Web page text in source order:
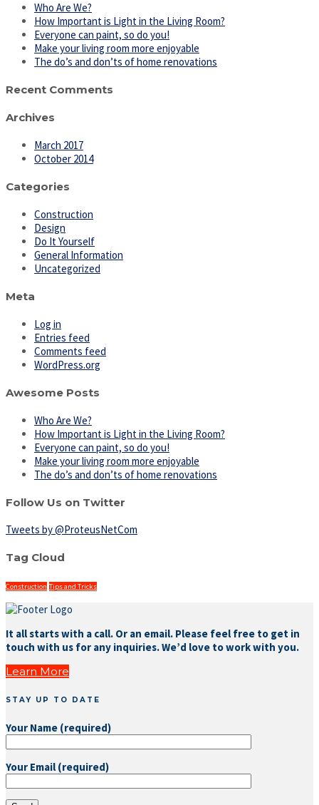
Who Are We?
How Important is Light in the Living Room?
Everyone can paint, so do you!
Make your living room more enjoyable
The do’s and don’ts of home renovations
Recent Comments
Archives
March 2017
October 2014
Categories
Construction
Design
Do It Yourself
General Information
Uncategorized
Meta
Log in
Entries feed
Comments feed
WordPress.org
Awesome Posts
Who Are We?
How Important is Light in the Living Room?
Everyone can paint, so do you!
Make your living room more enjoyable
The do’s and don’ts of home renovations
Follow Us on Twitter
Tweets by @ProteusNetCom
Tag Cloud
Construction Tips and Tricks
It all starts with a call. Or an email. Please feel free to get in
touch with us for any inquiries. We’d love to work with you.
Learn More
STAY UP TO DATE
Your Name (required)
Your Email (required)